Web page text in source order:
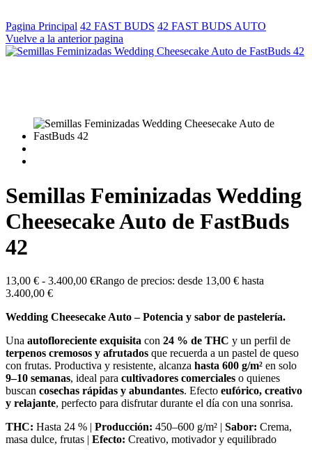
Pagina Principal 42 FAST BUDS 42 FAST BUDS AUTO
Vuelve a la anterior pagina
Semillas Feminizadas Wedding
Cheesecake Auto de FastBuds
42
13,00 € - 3.400,00 €Rango de precios: desde 13,00 € hasta
3.400,00 €
Wedding Cheesecake Auto – Potencia y sabor de pastelería.
Una autofloreciente exquisita con 24 % de THC y un perfil de
terpenos cremosos y afrutados que recuerda a un pastel de queso
con frutas. Productiva y resistente, alcanza hasta 600 g/m² en solo
9–10 semanas, ideal para cultivadores comerciales o quienes
buscan cosechas rápidas y abundantes. Efecto eufórico, creativo
y relajante, perfecto para disfrutar durante el día con una sonrisa.
THC: Hasta 24 % | Producción: 450–600 g/m² | Sabor: Crema,
masa dulce, frutas | Efecto: Creativo, motivador y equilibrado